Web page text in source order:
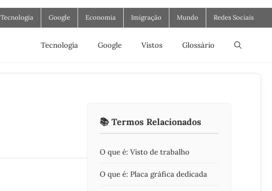
Tecnologia Google Economia Imigração Mundo Redes Sociais
Tecnologia Google Vistos Glossário
📚 Termos Relacionados
O que é: Visto de trabalho
O que é: Placa gráfica dedicada